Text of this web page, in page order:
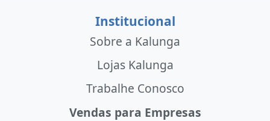
Institucional
Sobre a Kalunga
Lojas Kalunga
Trabalhe Conosco
Vendas para Empresas